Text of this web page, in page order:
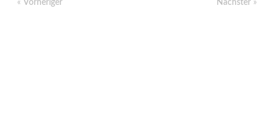
« Vorheriger Nächster »